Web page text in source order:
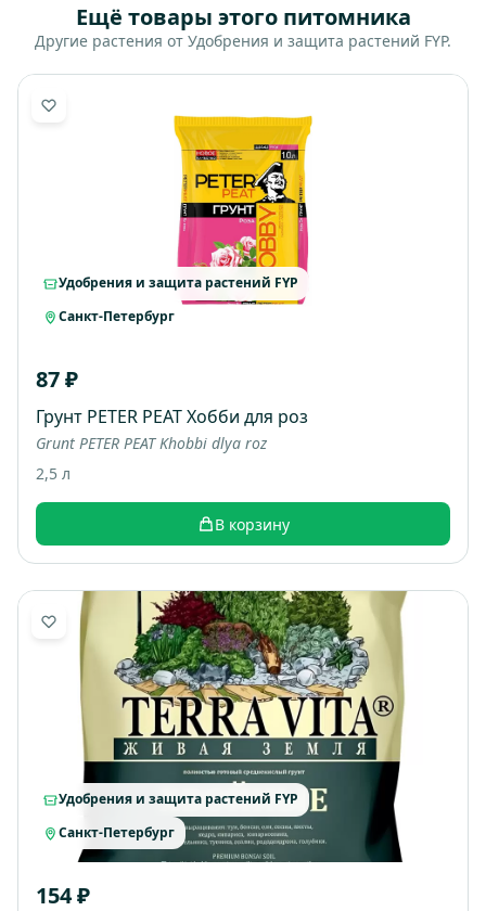
Ещё товары этого питомника
Другие растения от Удобрения и защита растений FYP.
Удобрения и защита растений FYP
Санкт-Петербург
87 ₽
Грунт PETER PEAT Хобби для роз
Grunt PETER PEAT Khobbi dlya roz
2,5 л
В корзину
Удобрения и защита растений FYP
Санкт-Петербург
154 ₽